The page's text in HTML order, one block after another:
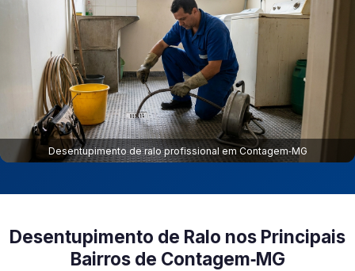
Desentupimento de ralo profissional em Contagem‑MG
Desentupimento de Ralo nos Principais
Bairros de Contagem‑MG